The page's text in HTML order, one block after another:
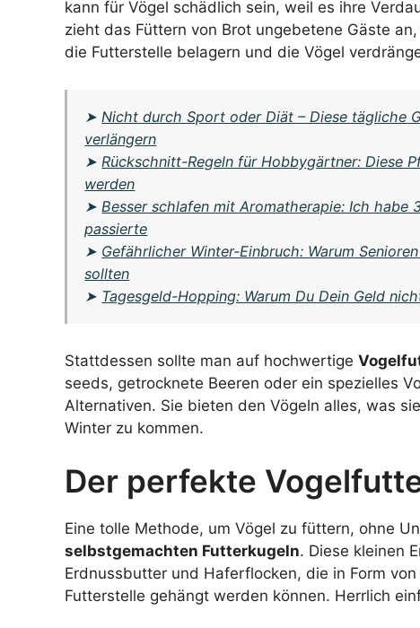
kann für Vögel schädlich sein, weil es ihre
zieht das Füttern von Brot ungebetene Gäste
die Futterstelle belagern und die Vögel
➤Nicht durch Sport oder Diät – Diese tägliche
verlängern
➤Rückschnitt-Regeln für Hobbygärtner: Diese
werden
➤Besser schlafen mit Aromatherapie: Ich habe
passierte
➤ Gefährlicher Winter-Einbruch: Warum
sollten
➤ Tagesgeld-Hopping: Warum Du Dein Geld
Stattdessen sollte man auf hochwertige
seeds, getrocknete Beeren oder ein spezielles
Alternativen. Sie bieten den Vögeln alles, was
Winter zu kommen.
Der perfekte
Eine tolle Methode, um Vögel zu füttern, ohne
selbstgemachten Futterkugeln. Diese kleinen
Erdnussbutter und Haferflocken, die in Form
Futterstelle gehängt werden können. Herrlich